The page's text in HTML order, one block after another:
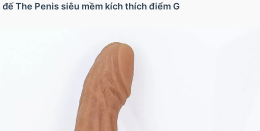
The Penis siêu mềm kích thích điểm G